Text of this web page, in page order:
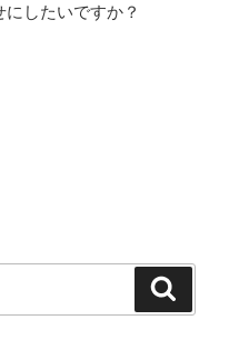
したいですか？